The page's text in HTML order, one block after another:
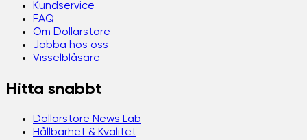
Kundservice
FAQ
Om Dollarstore
Jobba hos oss
Visselblåsare
Hitta snabbt
Dollarstore News Lab
Hållbarhet & Kvalitet